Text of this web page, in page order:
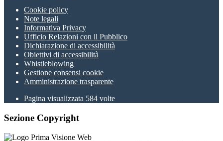
Cookie policy
Note legali
Informativa Privacy
Ufficio Relazioni con il Pubblico
Dichiarazione di accessibilità
Obiettivi di accessibilità
Whistleblowing
Gestione consensi cookie
Amministrazione trasparente
Pagina visualizzata 584 volte
Sezione Copyright